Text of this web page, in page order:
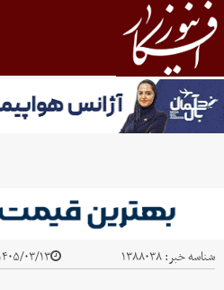
شناسه خبر:۱۳۸۸۰۳۸ ۱۴۰۵/۰۳/۱۳ -